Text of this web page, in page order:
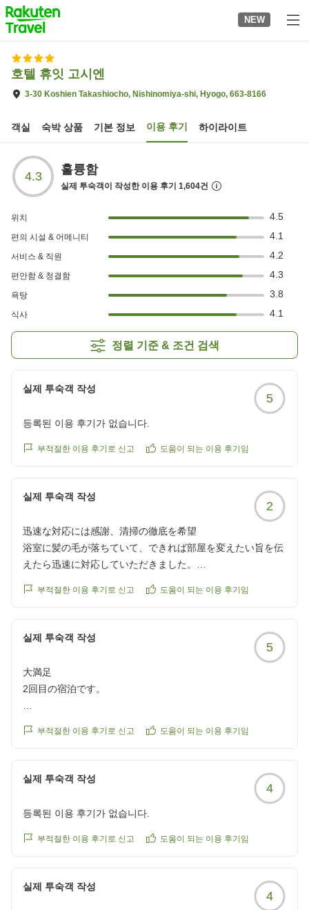
to
top
page
NEW
호텔 휴잇 고시엔
3-30 Koshien Takashiocho, Nishinomiya-shi, Hyogo, 663-8166
객실 숙박 상품 기본 정보 이용 후기 하이라이트
4.3 훌륭함
실제 투숙객이 작성한 이용 후기 1,604건
위치 4.5
편의 시설 & 어메니티 4.1
서비스 & 직원 4.2
편안함 & 청결함 4.3
욕탕 3.8
식사 4.1
정렬 기준 & 조건 검색
실제 투숙객 작성
5
등록된 이용 후기가 없습니다.
부적절한 이용 후기로 신고 도움이 되는 이용 후기임
실제 투숙객 작성
2
迅速な対応には感謝、清掃の徹底を希望
浴室に髪の毛が落ちていて、できれば部屋を変えたい旨を伝
えたら迅速に対応していただきました。
ですが掃除が行き届いていないのは残念でした。
reviewId=33123478407081
부적절한 이용 후기로 신고 도움이 되는 이용 후기임
실제 투숙객 작성
5
大満足
2回目の宿泊です。
チェックアウトしたくない位、ゆっくりさせてもらいまし
クチコミの詳細はこちらから
https://review.travel.rakuten.co.jp/hotel/voice/1845?
부적절한 이용 후기로 신고 도움이 되는 이용 후기임
실제 투숙객 작성
4
등록된 이용 후기가 없습니다.
부적절한 이용 후기로 신고 도움이 되는 이용 후기임
실제 투숙객 작성
4